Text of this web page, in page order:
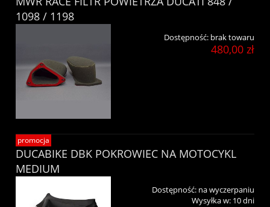
1098 / 1198
Dostępność: brak towaru
480,00 zł
DUCABIKE DBK POKROWIEC NA MOTOCYKL
MEDIUM
Dostępność: na wyczerpaniu
Wysyłka w: 10 dni
promocja